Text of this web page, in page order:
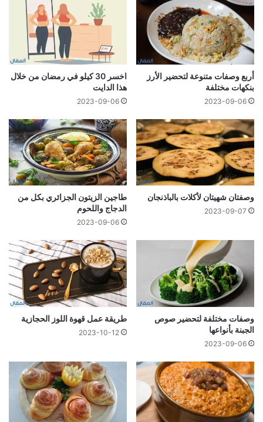
أربع وصفات متنوعة لتحضير الأرز
بنكهات مختلفة
2023-09-06
اخسر 30 كيلو في رمضان من خلال
هذا الدايت
2023-09-06
وصفتان شهيتان لأكلات بالباذنجان
2023-09-07
طاجين الزيتون الجزائري بكل من
الدجاج واللحوم
2023-09-06
وصفات مختلفة لتحضير صوص
الجبنة بأنواعها
2023-09-06
طريقة عمل قهوة اللوز الحجازية
2023-10-12